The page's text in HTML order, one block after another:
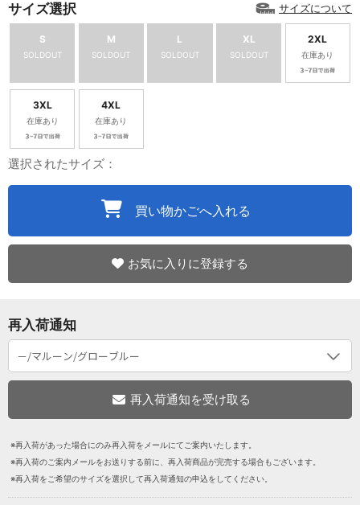
サイズ選択 サイズについて
S
SOLDOUT
M
SOLDOUT
L
SOLDOUT
XL
SOLDOUT
2XL
在庫あり
3XL
在庫あり
4XL
在庫あり
選択されたサイズ：
買い物かごへ入れる
お気に入りに登録する
再入荷通知
※再入荷があった場合にのみ再入荷をメールにてご案内いたします。
※再入荷のご案内メールをお送りする前に、再入荷商品が完売する場合もございます。
※再入荷をご希望のサイズを選択して再入荷通知の申込をしてください。